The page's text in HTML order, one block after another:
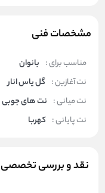
مشخصات فنی
مناسب برای : بانوان
نت آغازین : گل یاس انار
نت میانی : نت های جوبی
نت پایانی : کهربا
نقد و بررسی تخصصی